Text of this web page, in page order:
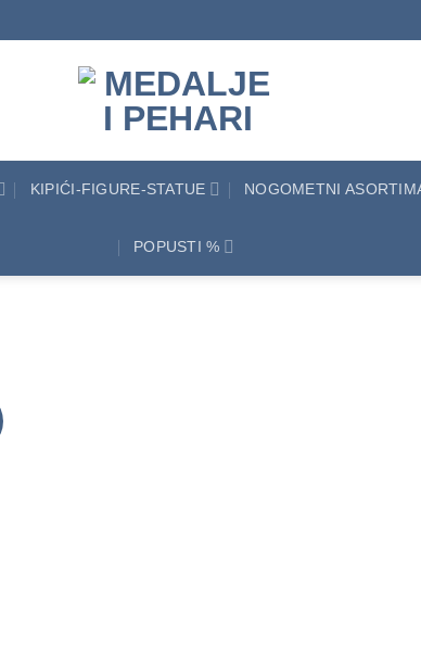
KIPIĆI-FIGURE-STATUE NOGOMETNI
POPUSTI %